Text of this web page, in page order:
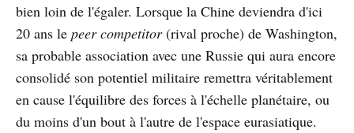
bien loin de l'égaler. Lorsque la Chine deviendra d'ici
20 ans le peer competitor(rival proche) de Washington,
sa probable association avec une Russie qui aura encore
consolidé son potentiel militaire remettra véritablement
en cause l'équilibre des forces à l'échelle planétaire, ou
du moins d'un bout à l'autre de l'espace eurasiatique.